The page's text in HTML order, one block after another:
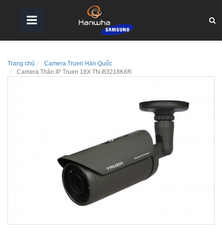
Trang chủ
Camera Truen Hàn Quốc
Camera Thân IP Truen 18X TN-B3218K6R